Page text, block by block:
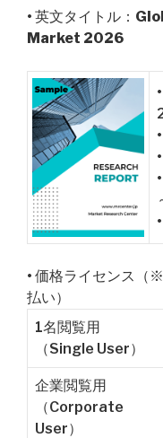
• 英文タイトル：
Market 2026
• 価格ライセンス（
払い）
1名閲覧用
（Single User）
企業閲覧用
（Corporate
User）